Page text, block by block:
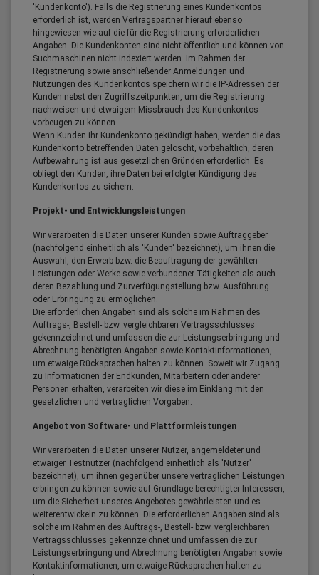
'Kundenkonto'). Falls die Registrierung eines Kundenkontos
erforderlich ist, werden Vertragspartner hierauf ebenso
hingewiesen wie auf die für die Registrierung erforderlichen
Angaben. Die Kundenkonten sind nicht öffentlich und können von
Suchmaschinen nicht indexiert werden. Im Rahmen der
Registrierung sowie anschließender Anmeldungen und
Nutzungen des Kundenkontos speichern wir die IP-Adressen der
Kunden nebst den Zugriffszeitpunkten, um die Registrierung
nachweisen und etwaigem Missbrauch des Kundenkontos
vorbeugen zu können.
Wenn Kunden ihr Kundenkonto gekündigt haben, werden die das
Kundenkonto betreffenden Daten gelöscht, vorbehaltlich, deren
Aufbewahrung ist aus gesetzlichen Gründen erforderlich. Es
obliegt den Kunden, ihre Daten bei erfolgter Kündigung des
Kundenkontos zu sichern.
Projekt- und Entwicklungsleistungen
Wir verarbeiten die Daten unserer Kunden sowie Auftraggeber
(nachfolgend einheitlich als 'Kunden' bezeichnet), um ihnen die
Auswahl, den Erwerb bzw. die Beauftragung der gewählten
Leistungen oder Werke sowie verbundener Tätigkeiten als auch
deren Bezahlung und Zurverfügungstellung bzw. Ausführung
oder Erbringung zu ermöglichen.
Die erforderlichen Angaben sind als solche im Rahmen des
Auftrags-, Bestell- bzw. vergleichbaren Vertragsschlusses
gekennzeichnet und umfassen die zur Leistungserbringung und
Abrechnung benötigten Angaben sowie Kontaktinformationen,
um etwaige Rücksprachen halten zu können. Soweit wir Zugang
zu Informationen der Endkunden, Mitarbeitern oder anderer
Personen erhalten, verarbeiten wir diese im Einklang mit den
gesetzlichen und vertraglichen Vorgaben.
Angebot von Software- und Plattformleistungen
Wir verarbeiten die Daten unserer Nutzer, angemeldeter und
etwaiger Testnutzer (nachfolgend einheitlich als 'Nutzer'
bezeichnet), um ihnen gegenüber unsere vertraglichen Leistungen
erbringen zu können sowie auf Grundlage berechtigter Interessen,
um die Sicherheit unseres Angebotes gewährleisten und es
weiterentwickeln zu können. Die erforderlichen Angaben sind als
solche im Rahmen des Auftrags-, Bestell- bzw. vergleichbaren
Vertragsschlusses gekennzeichnet und umfassen die zur
Leistungserbringung und Abrechnung benötigten Angaben sowie
Kontaktinformationen, um etwaige Rücksprachen halten zu